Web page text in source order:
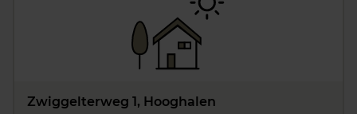
Zwiggelterweg 1, Hooghalen